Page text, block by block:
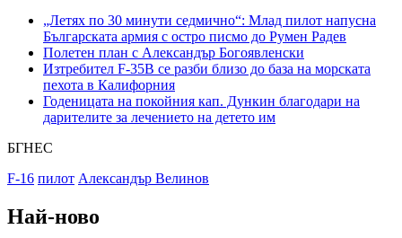
„Летях по 30 минути седмично“: Млад пилот напусна
Българската армия с остро писмо до Румен Радев
Полетен план с Александър Богоявленски
Изтребител F-35B се разби близо до база на морската
пехота в Калифорния
Годеницата на покойния кап. Дункин благодари на
дарителите за лечението на детето им
БГНЕС
F-16 пилот Александър Велинов
Най-ново